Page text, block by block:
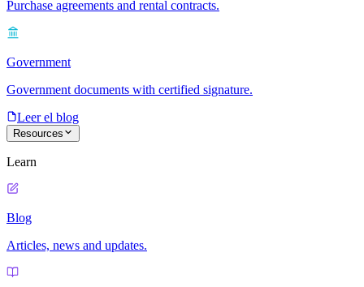
Purchase agreements and rental contracts.
Government
Government documents with certified signature.
Leer el blog
Resources
Learn
Blog
Articles, news and updates.